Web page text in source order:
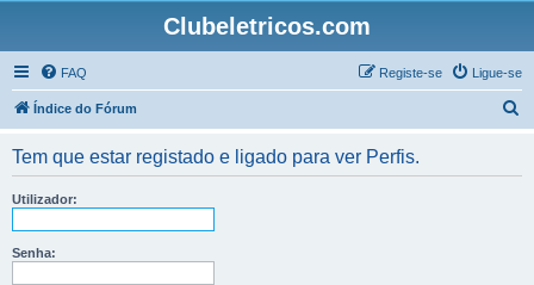
Clubeletricos.com
FAQ Ligue-se
Registe-se
Índice do Fórum
Tem que estar registado e ligado para ver Perfis.
Utilizador:
Senha: